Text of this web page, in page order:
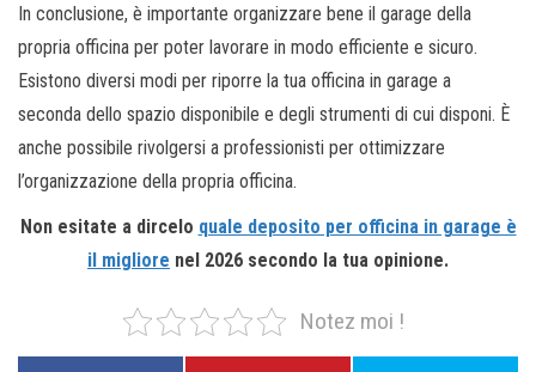
In conclusione, è importante organizzare bene il garage della
propria officina per poter lavorare in modo efficiente e sicuro.
Esistono diversi modi per riporre la tua officina in garage a
seconda dello spazio disponibile e degli strumenti di cui disponi. È
anche possibile rivolgersi a professionisti per ottimizzare
l’organizzazione della propria officina.
Non esitate a dircelo quale deposito per officina in garage è
il migliore nel 2026 secondo la tua opinione.
Notez moi !